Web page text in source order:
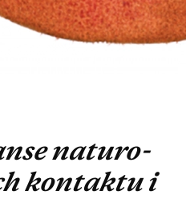
naturo-
kontaktu i